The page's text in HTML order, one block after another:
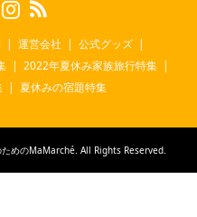
運営会社
公式グッズ
2022年夏休み家族旅行特集
夏休みの宿題特集
めのMaMarché. All Rights Reserved.